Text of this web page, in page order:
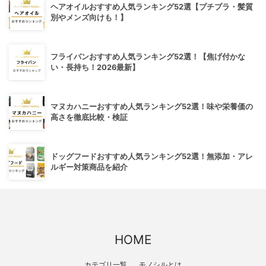
ヘアオイルおすすめ人気ランキング52選【プチプラ・髪質
別やメンズ向けも！】
フライパンおすすめ人気ランキング52選！【焦げ付かな
い・長持ち！2026最新】
マヌカハニーおすすめ人気ランキング52選！味や栄養価の
高さを徹底比較・検証
ドッグフードおすすめ人気ランキング52選！無添加・アレ
ルギー対策商品を紹介
HOME